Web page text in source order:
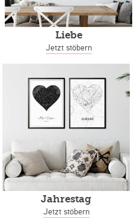
Liebe
Jetzt stöbern
Jahrestag
Jetzt stöbern